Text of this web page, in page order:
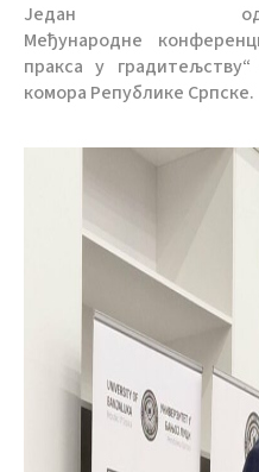
Један
Међународне
пракса у
комора Републике Српске.